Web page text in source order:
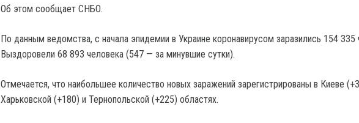
Об этом сообщает СНБО.
По данным ведомства, с начала эпидемии в Украине коронавирусом заразились 154 335
Выздоровели 68 893 человека (547 — за минувшие сутки).
Отмечается, что наибольшее количество новых заражений зарегистрированы в Киеве
Харьковской (+180) и Тернопольской (+225) областях.